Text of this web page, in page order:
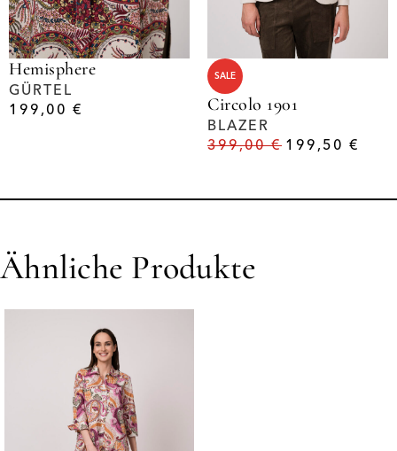
Hemisphere
GÜRTEL
199,00 €
SALE
Circolo 1901
BLAZER
399,00€ 199,50€
Ähnliche Produkte